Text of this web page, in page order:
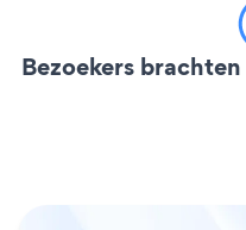
Bezoekers brachten